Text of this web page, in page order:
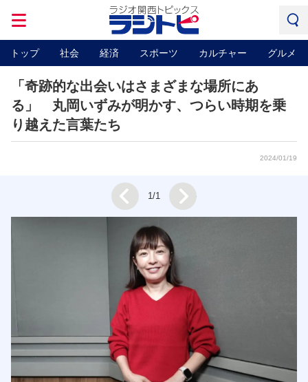
トップ 社会 経済 スポーツ カルチャー グルメ
「奇跡的な出会いはさまざまな場所にあ
る」 丸岡いずみが明かす、つらい時期を乗
り越えた言葉たち
2024/01/19
Prev 1/1